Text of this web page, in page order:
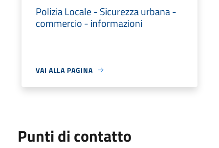
Polizia Locale - Sicurezza urbana -
commercio - informazioni
VAI ALLA PAGINA
Punti di contatto